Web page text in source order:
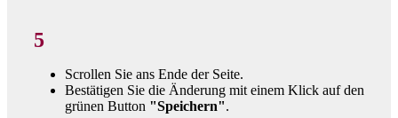
5
Scrollen Sie ans Ende der Seite.
Bestätigen Sie die Änderung mit einem Klick auf den
grünen Button "Speichern".